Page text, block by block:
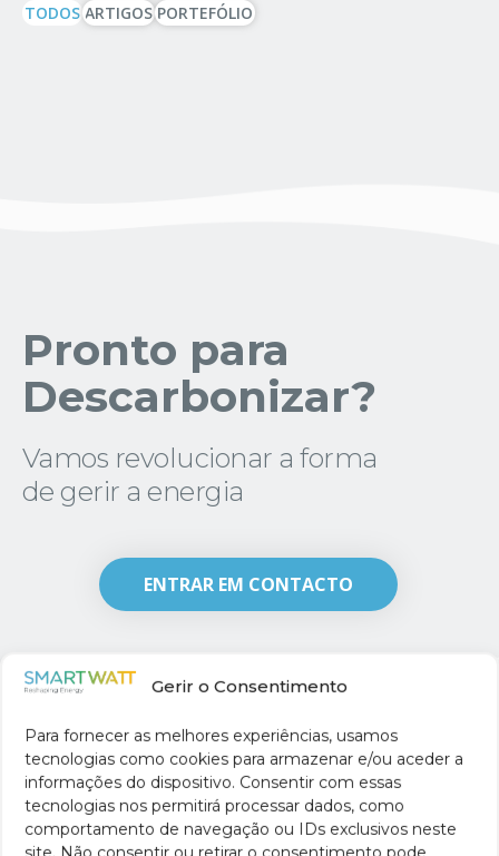
Gerir o Consentimento
Para fornecer as melhores experiências, usamos
tecnologias como cookies para armazenar e/ou aceder a
informações do dispositivo. Consentir com essas
tecnologias nos permitirá processar dados, como
comportamento de navegação ou IDs exclusivos neste
ARTIGOS PORTEFÓLIO
TODOS
Pronto para
Descarbonizar?
Vamos revolucionar a forma
de gerir a energia
ENTRAR EM CONTACTO